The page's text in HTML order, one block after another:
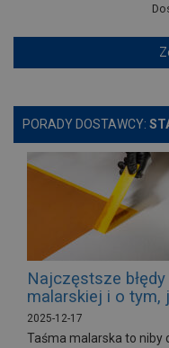
PORADY DOSTAWCY:
Najczęstsze
malarskiej i o tym,
2025-12-17
Taśma malarska to niby